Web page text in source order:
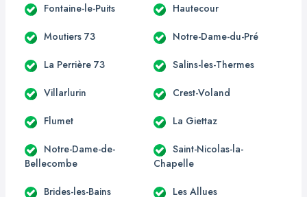
Fontaine-le-Puits Hautecour
Moutiers 73 Notre-Dame-du-Pré
La Perrière 73 Salins-les-Thermes
Villarlurin Crest-Voland
Flumet La Giettaz
Notre-Dame-de-
Bellecombe
Saint-Nicolas-la-
Chapelle
Brides-les-Bains Les Allues